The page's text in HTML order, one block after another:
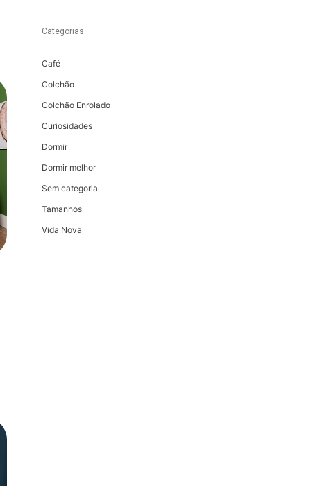
Categorias
Café
Colchão
Colchão Enrolado
Curiosidades
Dormir
Dormir melhor
Sem categoria
Tamanhos
Vida Nova